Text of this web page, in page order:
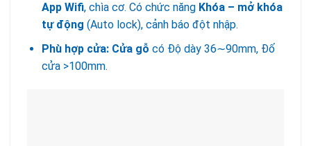
App Wifi, chìa cơ. Có chức năng Khóa – mở khóa
tự động (Auto lock), cảnh báo đột nhập.
Phù hợp cửa: Cửa gỗ có Độ dày 36∼90mm, Đố
cửa >100mm.